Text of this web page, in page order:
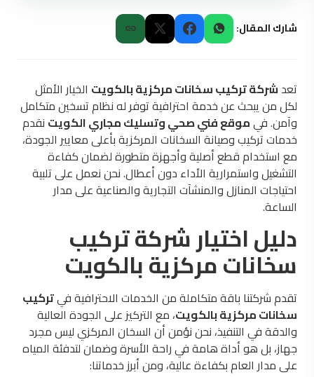
شارك المقال:
تعدشركة تركيب سخانات مركزية بالكويت الخيار الأمثل
لكل من يبحث عن خدمة احترافية توفر له نظام تسخين متكامل
وآمن. فيموقع فني صحي وتسليك مجاري الكويت نقدم
خدمات تركيب وصيانة السخانات المركزية بأعلى معايير الجودة،
مع استخدام قطع أصلية وأجهزة متطورة لضمان كفاءة
التشغيل واستمرارية الأداء دون أعطال. نحن نعمل على تلبية
احتياجات المنازل والمنشآت التجارية والصناعية على مدار
الساعة.
دليل اختيار شركة تركيب
سخانات مركزية بالكويت
تقدم شركتنا باقة متكاملة من الخدمات الاحترافية فيتركيب
سخانات مركزية بالكويت، مع التركيز على الجودة العالية
والدقة في التنفيذ، نحن نؤمن أن السخان المركزي ليس مجرد
جهاز، بل هو أداة هامة في راحة الأسرة وضمان لتدفئة المياه
على مدار العام بكفاءة عالية، ومن أبرز خدماتنا: